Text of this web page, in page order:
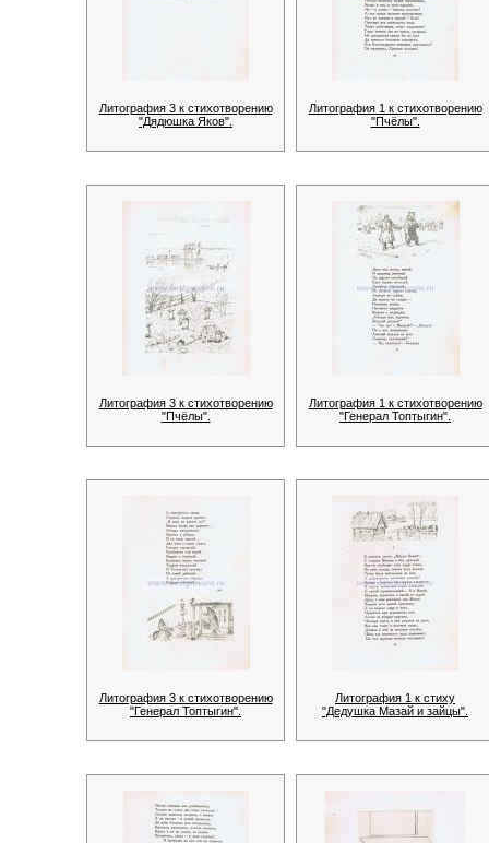
Литография 3 к стихотворению
"Дядюшка Яков".
Литография 1 к стихотворению
"Пчёлы".
Литография 3 к стихотворению
"Пчёлы".
Литография 1 к стихотворению
"Генерал Топтыгин".
Литография 3 к стихотворению
"Генерал Топтыгин".
Литография 1 к стиху
"Дедушка Мазай и зайцы".